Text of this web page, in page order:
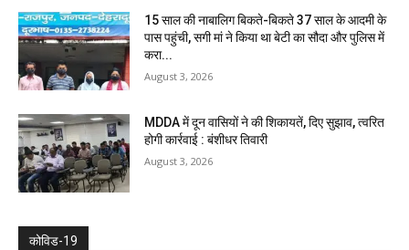
15 साल की नाबालिग बिकते-बिकते 37 साल के आदमी के
पास पहुंची, सगी मां ने किया था बेटी का सौदा और पुलिस में
करा...
August 3, 2026
MDDA में दून वासियों ने की शिकायतें, दिए सुझाव, त्वरित
होगी कार्रवाई : बंशीधर तिवारी
August 3, 2026
कोविड-19